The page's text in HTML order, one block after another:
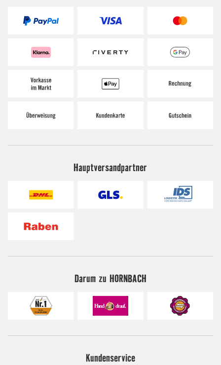
Hauptversandpartner
Darum zu HORNBACH
Kundenservice